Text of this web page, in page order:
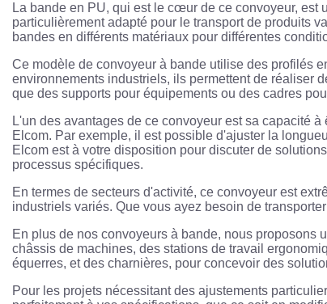
La bande en PU, qui est le cœur de ce convoyeur, est
particulièrement adapté pour le transport de produits
bandes en différents matériaux pour différentes
Ce modèle de convoyeur à bande utilise des profilés
environnements industriels, ils permettent de réaliser
que des supports pour équipements ou des cadres
L'un des avantages de ce convoyeur est sa capacité
Elcom. Par exemple, il est possible d'ajuster la
Elcom est à votre disposition pour discuter de
processus spécifiques.
En termes de secteurs d'activité, ce convoyeur est
industriels variés. Que vous ayez besoin de
En plus de nos convoyeurs à bande, nous proposons
châssis de machines, des stations de travail
équerres, et des charnières, pour concevoir des
Pour les projets nécessitant des ajustements